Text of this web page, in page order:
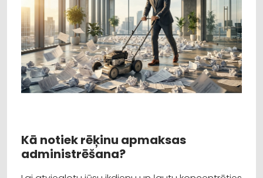
Kā notiek rēķinu apmaksas
administrēšana?